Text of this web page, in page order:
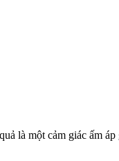
là một cảm giác ấm